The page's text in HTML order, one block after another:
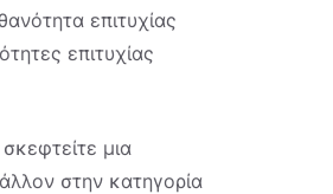
επιτυχίας
επιτυχίας
μια
στην κατηγορία